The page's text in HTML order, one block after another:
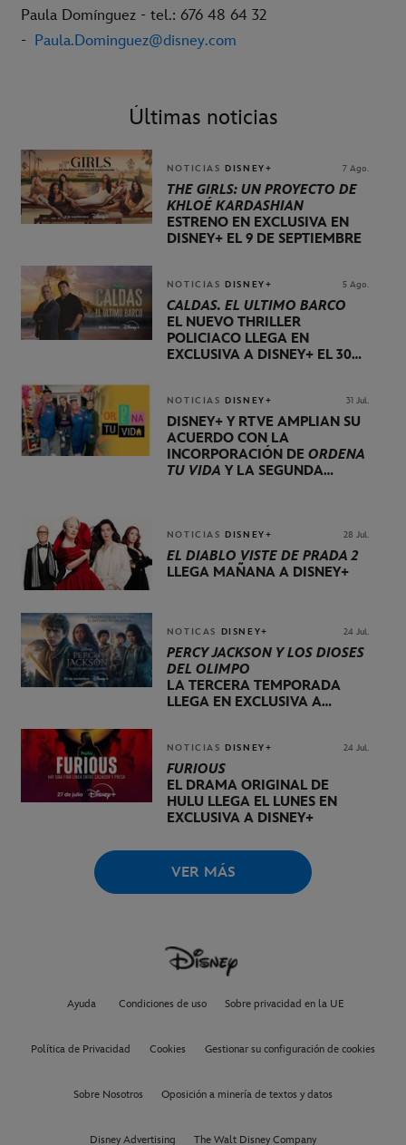
Paula Domínguez - tel.: 676 48 64 32
- Paula.Dominguez@disney.com
Últimas noticias
NOTICIAS DISNEY+ 7 Ago.
THE GIRLS: UN PROYECTO DE
KHLOÉ KARDASHIAN
ESTRENO EN EXCLUSIVA EN
DISNEY+ EL 9 DE SEPTIEMBRE
NOTICIAS DISNEY+ 5 Ago.
CALDAS. EL ÚLTIMO BARCO
EL NUEVO THRILLER
POLICIACO LLEGA EN
EXCLUSIVA A DISNEY+ EL 30
NOTICIAS DISNEY+ 31 Jul.
DISNEY+ Y RTVE AMPLÍAN SU
ACUERDO CON LA
INCORPORACIÓN DE ORDENA
TU VIDA Y LA SEGUNDA
NOTICIAS DISNEY+ 28 Jul.
EL DIABLO VISTE DE PRADA 2
LLEGA MAÑANA A DISNEY+
NOTICAS DISNEY+ 24 Jul.
PERCY JACKSON Y LOS DIOSES
DEL OLIMPO
LA TERCERA TEMPORADA
LLEGA EN EXCLUSIVA A
NOTICIAS DISNEY+ 24 Jul.
FURIOUS
EL DRAMA ORIGINAL DE
HULU LLEGA EL LUNES EN
EXCLUSIVA A DISNEY+
VER MÁS
Ayuda Condiciones de uso Sobre privacidad en la UE
Política de Privacidad Cookies Gestionar su configuración de cookies
Sobre Nosotros Oposición a minería de textos y datos
Disney Advertising The Walt Disney Company